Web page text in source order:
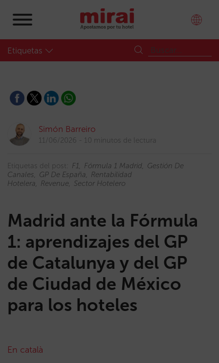
Etiquetas
Simón Barreiro
11/06/2026 10 minutos de lectura
Etiquetas del post: F1 Fórmula 1 Madrid
Gestión De
Canales
GP De España
Rentabilidad
Hotelera
Revenue Sector Hotelero
Madrid ante la Fórmula
1: aprendizajes del GP
de Catalunya y del GP
de Ciudad de México
para los hoteles
En català